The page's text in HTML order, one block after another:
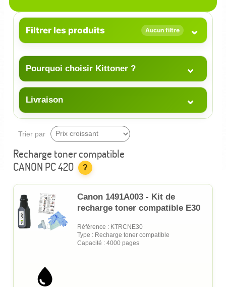
Filtrer les produits Aucun filtre ⌄
Pourquoi choisir Kittoner ? ⌄
Livraison ⌄
Trier par
Recharge toner compatible
CANON PC 420
?
Canon 1491A003 - Kit de
recharge toner compatible E30
Référence : KTRCNE30
Type : Recharge toner compatible
Capacité : 4000 pages